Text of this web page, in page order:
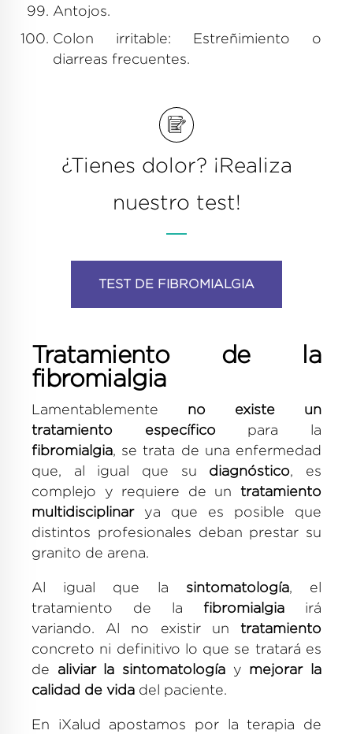
Antojos.
Colon irritable: Estreñimiento o
diarreas frecuentes.
¿Tienes dolor? ¡Realiza
nuestro test!
TEST DE FIBROMIALGIA
Tratamiento de la
fibromialgia
Lamentablemente no existe un
tratamiento específicopara la
fibromialgia, se trata de una enfermedad
que, al igual que su diagnóstico, es
complejo y requiere de un tratamiento
multidisciplinarya que es posible que
distintos profesionales deban prestar su
granito de arena.
Al igual que la sintomatología, el
tratamiento de la fibromialgia irá
variando. Al no existir un tratamiento
concreto ni definitivo lo que se tratará es
de aliviar la sintomatología y mejorar la
calidad de vida del paciente.
En iXalud apostamos por la terapia de